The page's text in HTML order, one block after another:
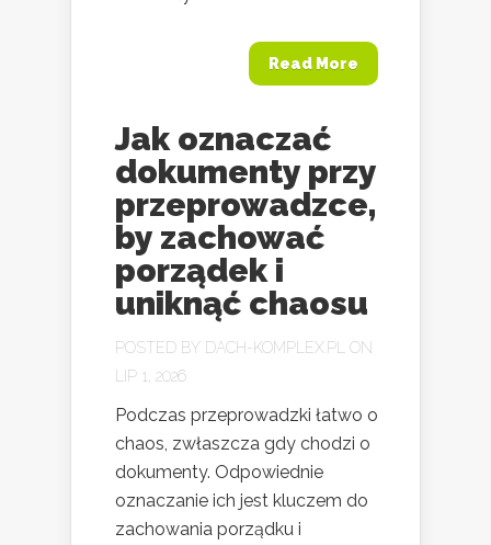
Read More
Jak oznaczać
dokumenty przy
przeprowadzce,
by zachować
porządek i
uniknąć chaosu
POSTED BY DACH-KOMPLEX.PL
ON
LIP 1, 2026
Podczas przeprowadzki łatwo o
chaos, zwłaszcza gdy chodzi o
dokumenty. Odpowiednie
oznaczanie ich jest kluczem do
zachowania porządku i